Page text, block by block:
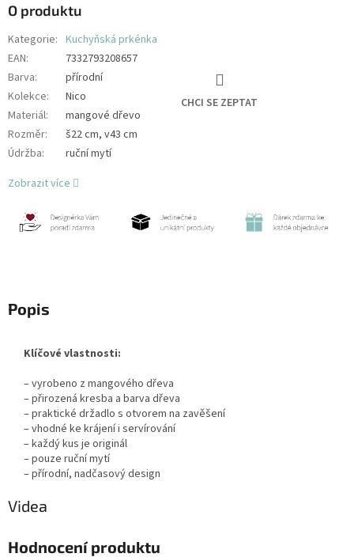
O produktu
Kategorie: Kuchyňská prkénka
EAN:
7332793208657
Barva:
přírodní
Kolekce:
Nico
Materiál:
mangové dřevo
Rozměr:
š22 cm, v43 cm
Údržba: ruční mytí
CHCI SE ZEPTAT
Zobrazit více
Popis
Klíčové vlastnosti:
– vyrobeno z mangového dřeva
– přirozená kresba a barva dřeva
– praktické držadlo s otvorem na zavěšení
– vhodné ke krájení i servírování
– každý kus je originál
– pouze ruční mytí
– přírodní, nadčasový design
Videa
Hodnocení produktu